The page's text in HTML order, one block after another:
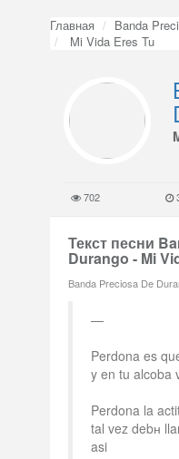
Главная
Banda
Mi Vida Eres Tu
702
Текст песни
Durango - Mi
Banda Preciosa De
Perdona es
y en tu alcoba
Perdona la
tal vez debн
asi